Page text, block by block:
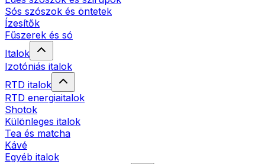
Sós szószok és öntetek
Ízesítők
Fűszerek és só
Italok
Izotóniás italok
RTD italok
RTD energiaitalok
Shotok
Különleges italok
Tea és matcha
Kávé
Egyéb italok